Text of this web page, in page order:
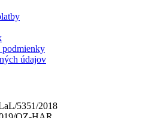
podmienky
údajov
5351/2018